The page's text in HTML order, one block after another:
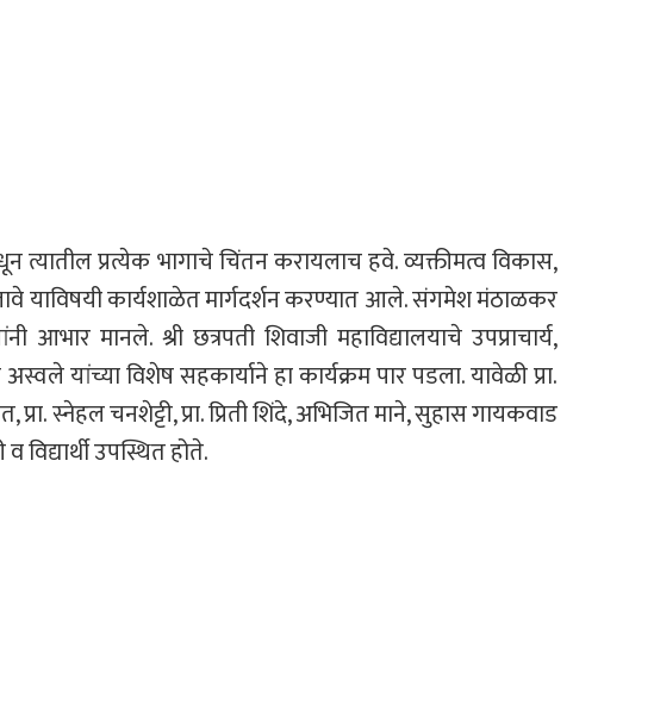
त्यातील प्रत्येक भागाचे चिंतन करायलाच हवे. व्यक्तीमत्व विकास,
याविषयी कार्यशाळेत मार्गदर्शन करण्यात आले. संगमेश मंठाळकर
आभार मानले. श्री छत्रपती शिवाजी महाविद्यालयाचे उपप्राचार्य,
यांच्या विशेष सहकार्याने हा कार्यक्रम पार पडला. यावेळी प्रा.
प्रा. स्नेहल चनशेट्टी, प्रा. प्रिती शिंदे, अभिजित माने, सुहास गायकवाड
विद्यार्थी उपस्थित होते.